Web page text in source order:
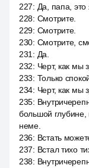
227: Да, папа, это
228: Смотрите.
229: Смотрите.
230: Смотрите,
231 : Да.
232: Черт, как мы
233: Только
234: Черт, как мы
235:
большой глубине,
неме.
236: Встать
237: Встал тихо
238: